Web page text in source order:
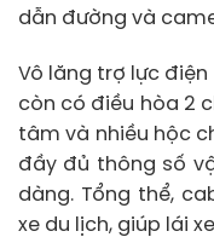
dẫn đường và
Vô lăng trợ lực điện
còn có điều hòa 2
tâm và nhiều hộc
đầy đủ thông số
dàng. Tổng thể,
xe du lịch, giúp lái